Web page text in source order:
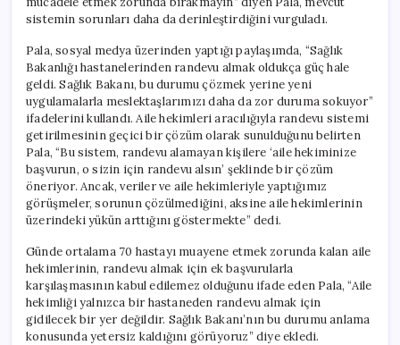
Kaldırın”
için
sistemin sorunları daha da derinleştirdiğini vurguladı.
Pala, sosyal medya üzerinden yaptığı paylaşımda, “Sağlık
Bakanlığı hastanelerinden randevu almak oldukça güç hale
geldi. Sağlık Bakanı, bu durumu çözmek yerine yeni
uygulamalarla meslektaşlarımızı daha da zor duruma sokuyor”
ifadelerini kullandı. Aile hekimleri aracılığıyla randevu sistemi
getirilmesinin geçici bir çözüm olarak sunulduğunu belirten
Pala, “Bu sistem, randevu alamayan kişilere ‘aile hekiminize
başvurun, o sizin için randevu alsın’ şeklinde bir çözüm
öneriyor. Ancak, veriler ve aile hekimleriyle yaptığımız
görüşmeler, sorunun çözülmediğini, aksine aile hekimlerinin
üzerindeki yükün arttığını göstermekte” dedi.
Günde ortalama 70 hastayı muayene etmek zorunda kalan aile
hekimlerinin, randevu almak için ek başvurularla
karşılaşmasının kabul edilemez olduğunu ifade eden Pala, “Aile
hekimliği yalnızca bir hastaneden randevu almak için
gidilecek bir yer değildir. Sağlık Bakanı’nın bu durumu anlama
konusunda yetersiz kaldığını görüyoruz” diye ekledi.